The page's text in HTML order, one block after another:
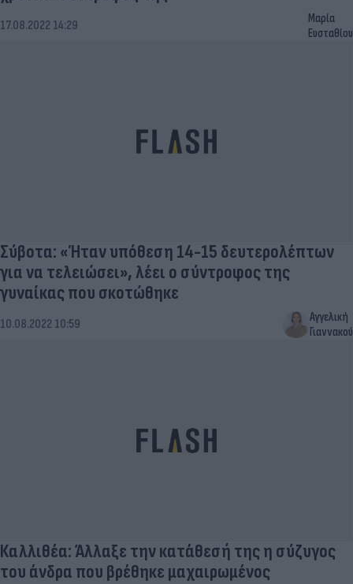
17.08.2022 14:29
Μαρία
Ευσταθίου
Σύβοτα: «Ήταν υπόθεση 14-15 δευτερολέπτων
για να τελειώσει», λέει ο σύντροφος της
γυναίκας που σκοτώθηκε
10.08.2022 10:59
Αγγελική
Γιαννακού
Καλλιθέα: Άλλαξε την κατάθεσή της η σύζυγος
του άνδρα που βρέθηκε μαχαιρωμένος